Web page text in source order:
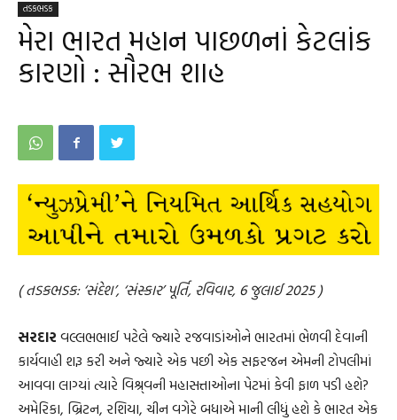
તડકભડક
મેરા ભારત મહાન પાછળનાં કેટલાંક
કારણો : સૌરભ શાહ
( તડકભડક: ‘સંદેશ’, ‘સંસ્કાર’ પૂર્તિ, રવિવાર, 6 જુલાઈ 2025 )
સરદાર વલ્લભભાઈ પટેલે જ્યારે રજવાડાંઓને ભારતમાં ભેળવી દેવાની
કાર્યવાહી શરૂ કરી અને જ્યારે એક પછી એક સફરજન એમની ટોપલીમાં
આવવા લાગ્યાં ત્યારે વિશ્ર્વની મહાસત્તાઓના પેટમાં કેવી ફાળ પડી હશે?
અમેરિકા, બ્રિટન, રશિયા, ચીન વગેરે બધાએ માની લીધું હશે કે ભારત એક